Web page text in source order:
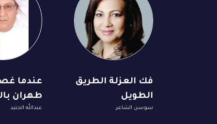
فك العزلة الطريق
الطويل
سوسن الشاعر
عندما
طهران
عبدالله الجنيد